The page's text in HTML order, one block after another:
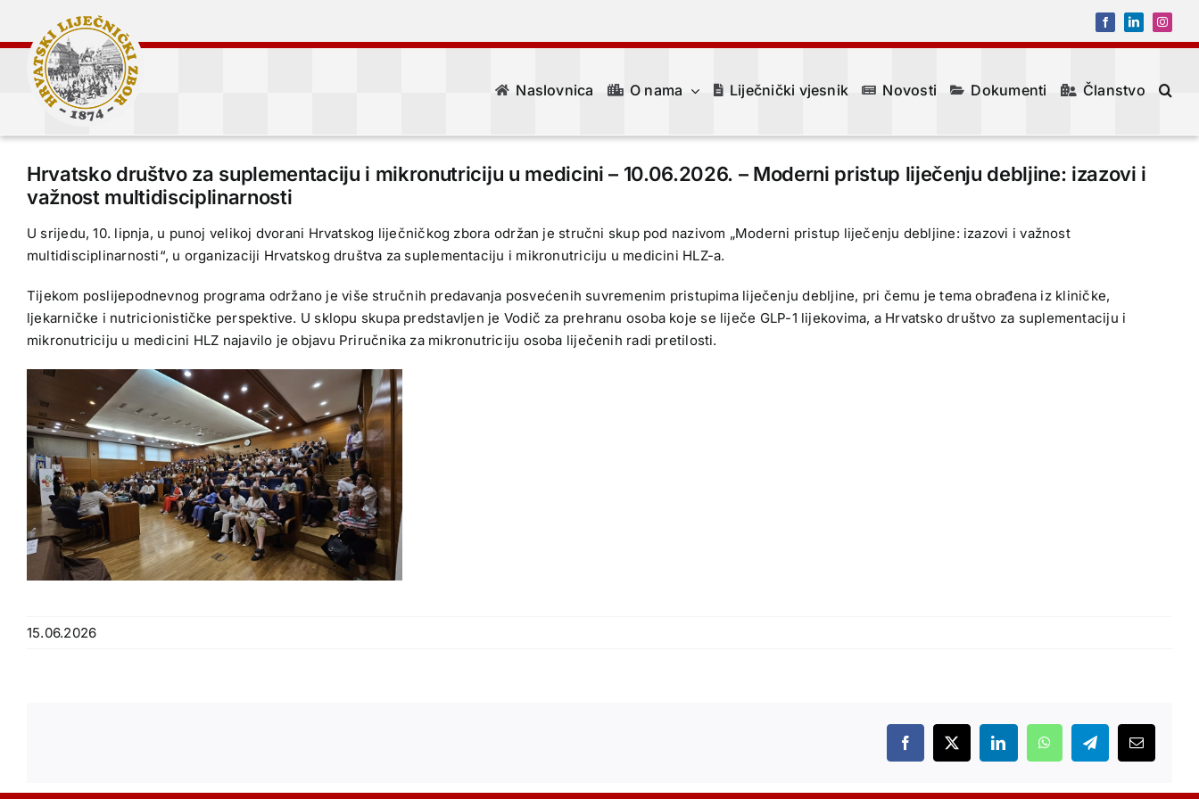
content
FacebookLinkedIn
Naslovnica O nama Liječnički vjesnik Novosti Dokumenti Članstvo
Hrvatsko društvo za suplementaciju i mikronutriciju u medicini – 10.06.2026. – Moderni pristup liječenju debljine: izazovi i
važnost multidisciplinarnosti
U srijedu, 10. lipnja, u punoj velikoj dvorani Hrvatskog liječničkog zbora održan je stručni skup pod nazivom „Moderni pristup liječenju debljine: izazovi i važnost
multidisciplinarnosti“, u organizaciji Hrvatskog društva za suplementaciju i mikronutriciju u medicini HLZ-a.
Tijekom poslijepodnevnog programa održano je više stručnih predavanja posvećenih suvremenim pristupima liječenju debljine, pri čemu je tema obrađena iz kliničke,
ljekarničke i nutricionističke perspektive. U sklopu skupa predstavljen je Vodič za prehranu osoba koje se liječe GLP-1 lijekovima, a Hrvatsko društvo za suplementaciju i
mikronutriciju u medicini HLZ najavilo je objavu Priručnika za mikronutriciju osoba liječenih radi pretilosti.
15.06.2026
Facebook
X LinkedInWhatsAppTelegramEmail: